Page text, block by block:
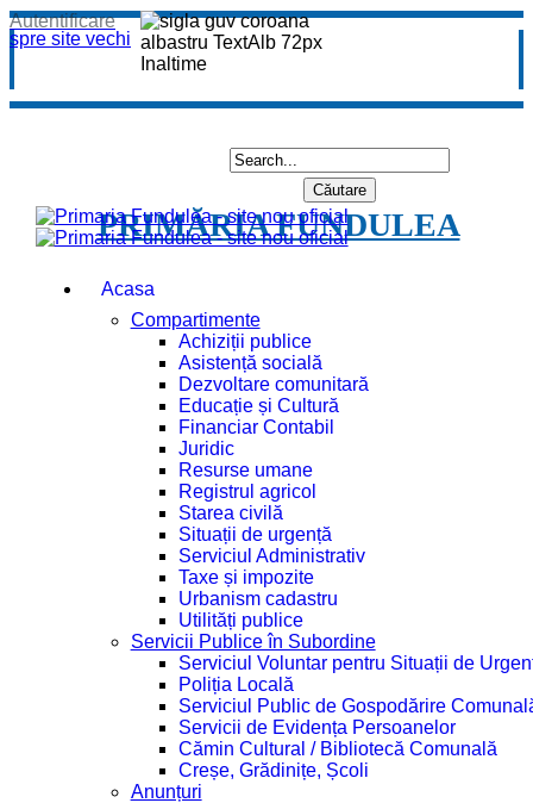
spre site vechi
Autentificare
PRIMĂRIA FUNDULEA
Acasa
Compartimente
Achiziții publice
Asistență socială
Dezvoltare comunitară
Educație și Cultură
Financiar Contabil
Juridic
Resurse umane
Registrul agricol
Starea civilă
Situații de urgență
Serviciul Administrativ
Taxe și impozite
Urbanism cadastru
Utilități publice
Servicii Publice în Subordine
Serviciul Voluntar pentru Situații de
Poliția Locală
Serviciul Public de Gospodărire
Servicii de Evidența Persoanelor
Cămin Cultural / Bibliotecă Comunală
Creșe, Grădinițe, Școli
Anunțuri